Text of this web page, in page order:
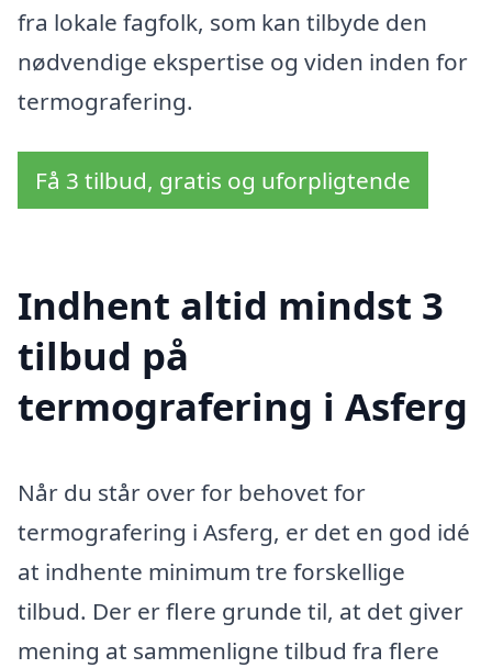
fra lokale fagfolk, som kan tilbyde den
nødvendige ekspertise og viden inden for
termografering.
Få 3 tilbud, gratis og uforpligtende
Indhent altid mindst 3
tilbud på
termografering i Asferg
Når du står over for behovet for
termografering i Asferg, er det en god idé
at indhente minimum tre forskellige
tilbud. Der er flere grunde til, at det giver
mening at sammenligne tilbud fra flere